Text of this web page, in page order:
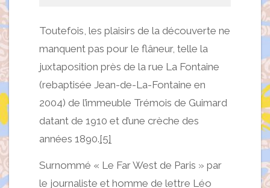
Toutefois, les plaisirs de la découverte ne
manquent pas pour le flâneur, telle la
juxtaposition près de la rue La Fontaine
(rebaptisée Jean-de-La-Fontaine en
2004) de l’immeuble Trémois de Guimard
datant de 1910 et d’une crèche des
années 1890.[5]
Surnommé « Le Far West de Paris » par
le journaliste et homme de lettre Léo